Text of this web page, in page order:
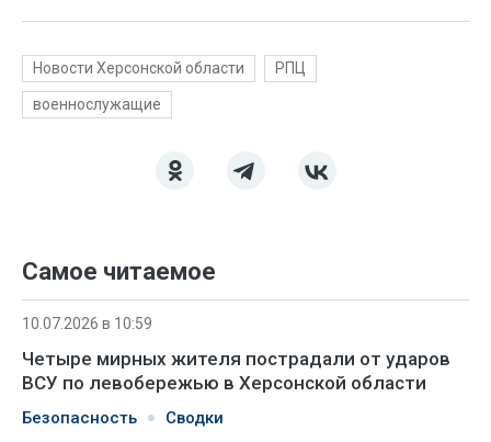
Новости Херсонской области РПЦ
военнослужащие
Самое читаемое
10.07.2026 в 10:59
Четыре мирных жителя пострадали от ударов
ВСУ по левобережью в Херсонской области
Безопасность Сводки